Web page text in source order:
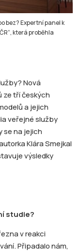
bez? Expertní panel k
která proběhla
Nová
ze tří českých
a jejich
veřejné služby
se na jejich
Klára Smejkal
výsledky
studie?
v reakci
Připadalo nám,